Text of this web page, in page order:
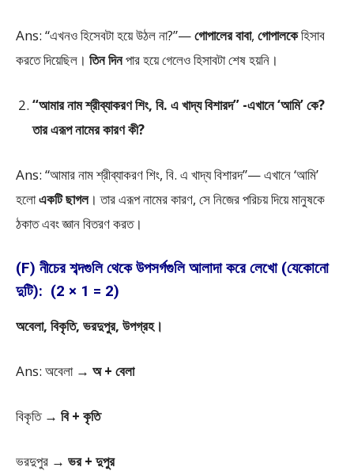
Ans: “এখনও হিসেবটা হয়ে উঠল না?”—গোপালের বাবা, গোপালকেহিসাব
করতে দিয়েছিল। তিন দিনপার হয়ে গেলেও হিসাবটা শেষ হয়নি।
“আমার নাম শ্রীব্যাকরণ শিং, বি. এ খাদ্য বিশারদ” -এখানে ‘আমি’ কে?
তার এরূপ নামের কারণ কী?
Ans: “আমার নাম শ্রীব্যাকরণ শিং, বি. এ খাদ্য বিশারদ”— এখানে ‘আমি’
হলোএকটি ছাগল। তার এরূপ নামের কারণ, সে নিজের পরিচয় দিয়ে মানুষকে
ঠকাত এবং জ্ঞান বিতরণ করত।
(F) নীচের শব্দগুলি থেকে উপসর্গগুলি আলাদা করে লেখো (যেকোনো
দুটি): (2 × 1 = 2)
অবেলা, বিকৃতি, ভরদুপুর, উপগ্রহ।
Ans: অবেলা → অ + বেলা
বিকৃতি → বি + কৃতি
ভরদুপুর → ভর + দুপুর